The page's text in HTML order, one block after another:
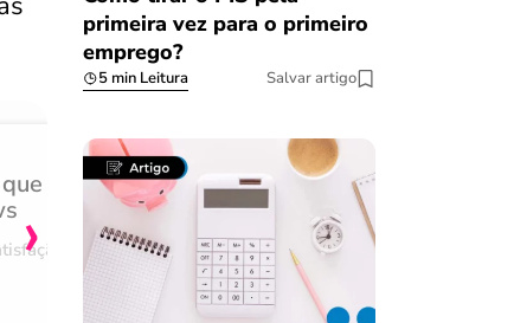
Achei muito rápido,
burocracia
Comentário retirado da nossa
08/03/2023
›
primeira vez para o primeiro
emprego?
5 min Leitura Salvar artigo